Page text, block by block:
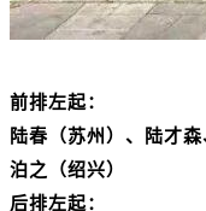
前排左起：
陆春（苏州）、陆才
泊之（绍兴）
后排左起：